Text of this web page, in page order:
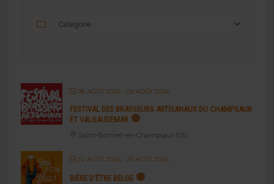
08 AOÛT 2026- 09 AOÛT 2026
FESTIVAL DES BRASSEURS ARTISANAUX DU CHAMPSAUR
ET VALGAUDEMAR
Saint-Bonnet-en-Champsaur (05)
22 AOÛT 2026- 23 AOÛT 2026
BIÈRE D’ÊTRE BELGE